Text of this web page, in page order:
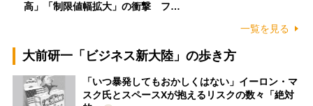
高」「制限値幅拡大」の衝撃 フ…
一覧を見る
大前研一「ビジネス新大陸」の歩き方
「いつ暴発してもおかしくはない」イーロン・マ
スク氏とスペースXが抱えるリスクの数々「絶対